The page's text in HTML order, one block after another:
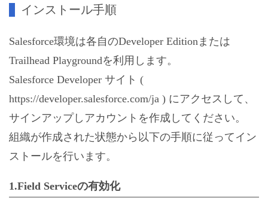
インストール手順
Salesforce環境は各自のDeveloper Editionまたは
Trailhead Playgroundを利用します。
Salesforce Developer サイト (
https://developer.salesforce.com/ja ) にアクセスして、
サインアップしアカウントを作成してください。
組織が作成された状態から以下の手順に従ってイン
ストールを行います。
1.Field Serviceの有効化